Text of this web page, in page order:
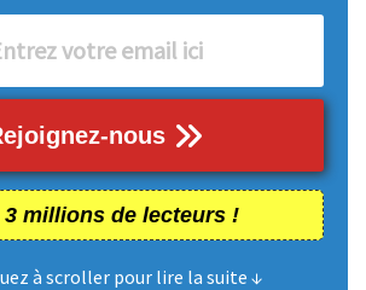
nous
3 millions de lecteurs !
à scroller pour lire la suite ↓